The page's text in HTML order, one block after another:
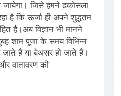
जायेगा। जिसे हमने ढकोसला
है कि ऊर्जा ही अपने शुद्धतम
है।अब विज्ञान भी मानने
शाम पूजा के समय विभिन्न
हैं या बेअसर हो जाते हैं।
वातावरण की